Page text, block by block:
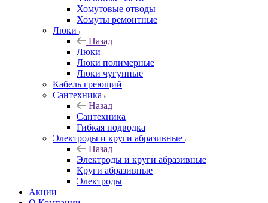
Хомутовые отводы
Хомуты ремонтные
Люки
Назад
Люки
Люки полимерные
Люки чугунные
Кабель греющий
Сантехника
Назад
Сантехника
Гибкая подводка
Электроды и круги абразивные
Назад
Электроды и круги абразивные
Круги абразивные
Электроды
Акции